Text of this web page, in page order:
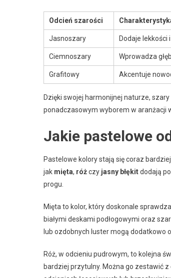
Odcień szarości
Jasnoszary Dodaje lekkości
Ciemnoszary Wprowadza
Grafitowy Akcentuje
Dzięki swojej harmonijnej naturze,
ponadczasowym wyborem w aranżacji
Jakie pastelowe
Pastelowe kolory stają się coraz
jak mięta, różczy jasny błękitdodają
progu.
Mięta to kolor, który doskonale
białymi deskami podłogowymi oraz
lub ozdobnych luster mogą dodatkowo
Róż, w odcieniu pudrowym, to kolejna
bardziej przytulny. Można go zestawić